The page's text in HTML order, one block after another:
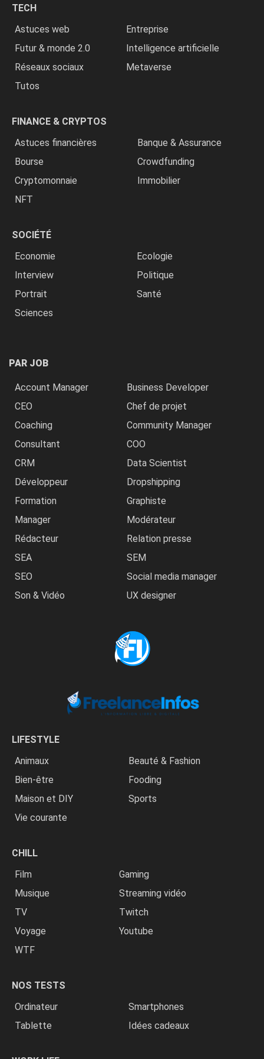
TECH
Astuces web
Entreprise
Futur & monde 2.0
Intelligence artificielle
Réseaux sociaux
Metaverse
Tutos
FINANCE & CRYPTOS
Astuces financières
Banque & Assurance
Bourse
Crowdfunding
Cryptomonnaie
Immobilier
NFT
SOCIÉTÉ
Economie
Ecologie
Interview
Politique
Portrait
Santé
Sciences
PAR JOB
Account Manager
Business Developer
CEO
Chef de projet
Coaching
Community Manager
Consultant
COO
CRM
Data Scientist
Développeur
Dropshipping
Formation
Graphiste
Manager
Modérateur
Rédacteur
Relation presse
SEA
SEM
SEO
Social media manager
Son & Vidéo
UX designer
LIFESTYLE
Animaux
Beauté & Fashion
Bien-être
Fooding
Maison et DIY
Sports
Vie courante
CHILL
Film
Gaming
Musique
Streaming vidéo
TV
Twitch
Voyage
Youtube
WTF
NOS TESTS
Ordinateur
Smartphones
Tablette
Idées cadeaux